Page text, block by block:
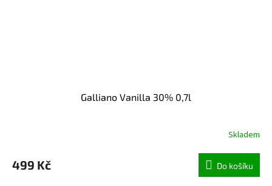
Galliano Vanilla 30% 0,7l
Skladem
499 Kč Do košíku